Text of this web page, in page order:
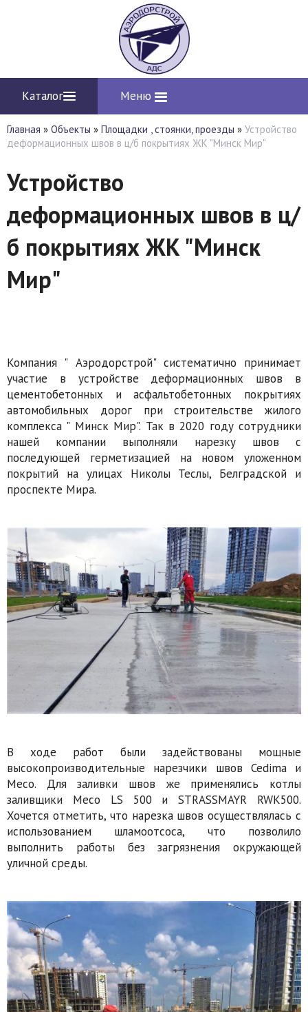
Каталог Меню
Главная » Объекты » Площадки , стоянки, проезды » Устройство
деформационных швов в ц/б покрытиях ЖК "Минск Мир"
Устройство
деформационных швов в ц/
б покрытиях ЖК "Минск
Мир"
Компания " Аэродорстрой" систематично принимает
участие в устройстве деформационных швов в
цементобетонных и асфальтобетонных покрытиях
автомобильных дорог при строительстве жилого
комплекса " Минск Мир". Так в 2020 году сотрудники
нашей компании выполняли нарезку швов с
последующей герметизацией на новом уложенном
покрытий на улицах Николы Теслы, Белградской и
проспекте Мира.
В ходе работ были задействованы мощные
высокопроизводительные нарезчики швов Cedima и
Meco. Для заливки швов же применялись котлы
заливщики Meco LS 500 и STRASSMAYR RWK500.
Хочется отметить, что нарезка швов осуществлялась с
использованием шламоотсоса, что позволило
выполнить работы без загрязнения окружающей
уличной среды.